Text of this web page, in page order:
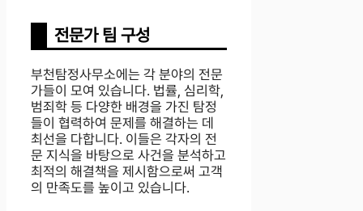
전문가 팀 구성
부천탐정사무소에는 각 분야의 전문
가들이 모여 있습니다. 법률, 심리학,
범죄학 등 다양한 배경을 가진 탐정
들이 협력하여 문제를 해결하는 데
최선을 다합니다. 이들은 각자의 전
문 지식을 바탕으로 사건을 분석하고
최적의 해결책을 제시함으로써 고객
의 만족도를 높이고 있습니다.